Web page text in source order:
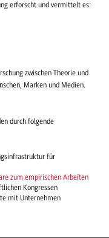
erforscht und vermittelt es:
zwischen Theorie und
Marken und Medien.
durch folgende
für
zum empirischen Arbeiten
Kongressen
mit Unternehmen